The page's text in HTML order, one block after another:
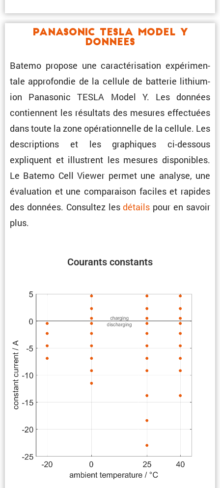
Panasonic TESLA Model Y
Donnees
Batemo propose une carac­té­ri­sa­tion expéri­men­
tale appro­fondie de la cellule de batterie lithium-
ion Panasonic TESLA Model Y. Les données
contiennent les résul­tats des mesures effec­tuées
dans toute la zone opéra­tion­nelle de la cellule. Les
descrip­tions et les graphiques ci-dessous
expliquent et illus­trent les mesures dispo­nibles.
Le Batemo Cell Viewer permet une analyse, une
évalua­tion et une compa­raison faciles et rapides
des données. Consultez lesdétails pour en savoir
plus.
Courants constants